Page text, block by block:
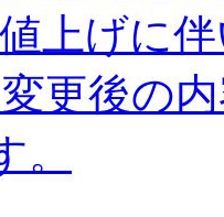
上げに
更後の
。